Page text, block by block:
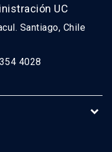
UC
Santiago, Chile
4028